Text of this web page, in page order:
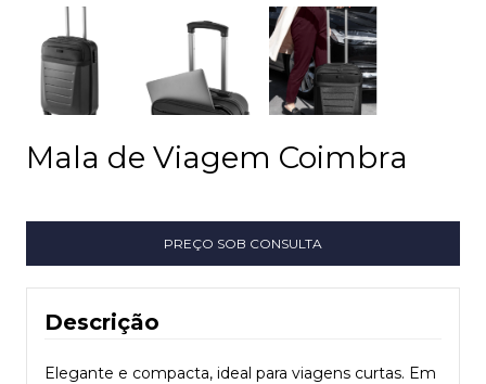
Mala de Viagem Coimbra
Descrição
Elegante e compacta, ideal para viagens curtas. Em